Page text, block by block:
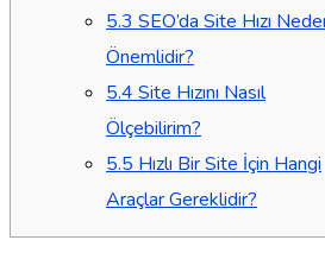
5.3 SEO’da Site Hızı
Önemlidir?
5.4 Site Hızını Nasıl
Ölçebilirim?
5.5 Hızlı Bir Site İçin Hangi
Araçlar Gereklidir?